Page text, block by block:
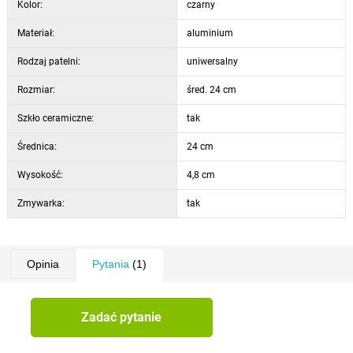
kutą aluminiową konstrukcję zapewniającą równomierne
gotowanie i konserwację
wskaźnik temperatury na uchwycie zmieniający kolor po
czerwona wkładka ochronna w zestawie
nadaje się do wszystkich rodzajów kuchenek, w tym
można myć w zmywarce
Zawartość opakowania:
1x wkładka ochronna do patelni 28 cm
Parametry i specyfikacja:
wysokość: 4,8 cm
średnica: 24 cm
materiał patelni: aluminium z nieprzywierającą powierzchnią
Kolor: czarny
Materiał: aluminium
Rodzaj patelni: uniwersalny
Rozmiar: śred. 24 cm
Szkło ceramiczne: tak
Średnica: 24 cm
Wysokość: 4,8 cm
Zmywarka: tak
Opinia Pytania (1)
Zadać pytanie